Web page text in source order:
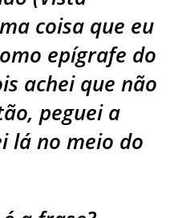
coisa que eu
epígrafe do
achei que não
peguei a
lá no meio do